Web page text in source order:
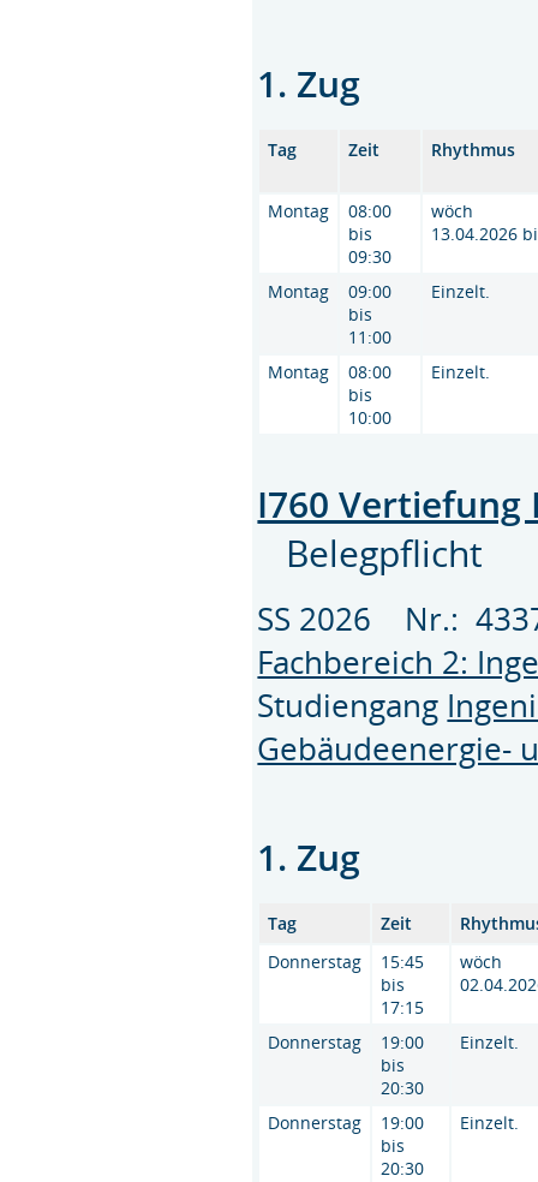
1. Zug
Tag Zeit Rhythmus
Montag
08:00
bis
09:30
wöch
13.04.2026
Montag
09:00
bis
11:00
Einzelt.
Montag
08:00
bis
10:00
Einzelt.
I760 Vertiefung
Belegpflicht
SS 2026 Nr.:
Fachbereich 2:
Studiengang
Gebäudeenergie-
1. Zug
Tag Zeit
Donnerstag
15:45
bis
17:15
wöch
Donnerstag
19:00
bis
20:30
Einzelt.
Donnerstag
19:00
bis
20:30
Einzelt.